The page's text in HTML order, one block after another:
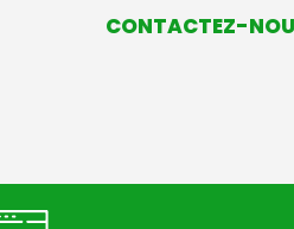
CONTACTEZ-